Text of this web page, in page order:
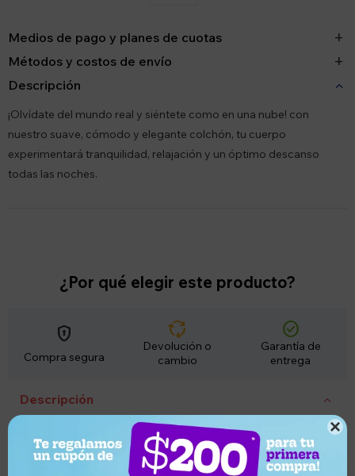

Medios de pago y planes de cuotas
Métodos y costos de envío
Descripción
¡Olvídate del mundo real y siéntete como en una nube! con
nuestro suave, cómodo y elegante colchón, tu cuerpo
experimentará tranquilidad, relajación y un óptimo descanso
todas las noches.
¿Por qué elegir este producto?
encrypted
Compra segura
cycle
Devolución o
cambio
check_circle
Garantía de
entrega
Descripción
CODIGO: UYKHCESPIB